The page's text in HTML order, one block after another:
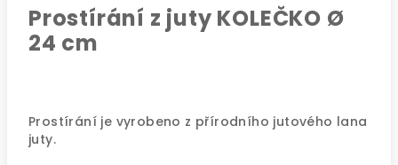
Prostírání z juty KOLEČKO Ø
24 cm
Prostírání je vyrobeno z přírodního jutového lana
juty.